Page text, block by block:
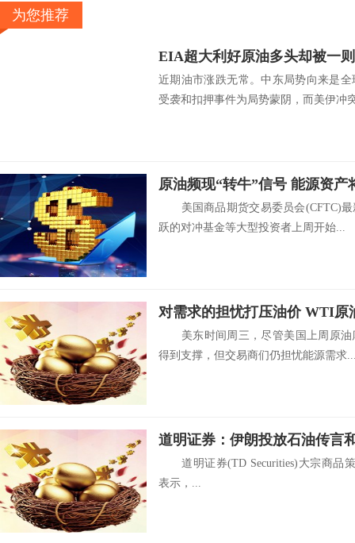
为您推荐
EIA超大利好原油多头却被一
近期油市涨跌无常。中东局势向来是
受袭和扣押事件为局势蒙阴，而美伊冲
原油频现“转牛”信号 能源资产
美国商品期货交易委员会(CFTC)最
跃的对冲基金等大型投资者上周开始...
对需求的担忧打压油价 WTI原
美东时间周三，尽管美国上周原油
得到支撑，但交易商们仍担忧能源需求
道明证券：伊朗投放石油传言
道明证券(TD Securities)大宗商品策
表示，...